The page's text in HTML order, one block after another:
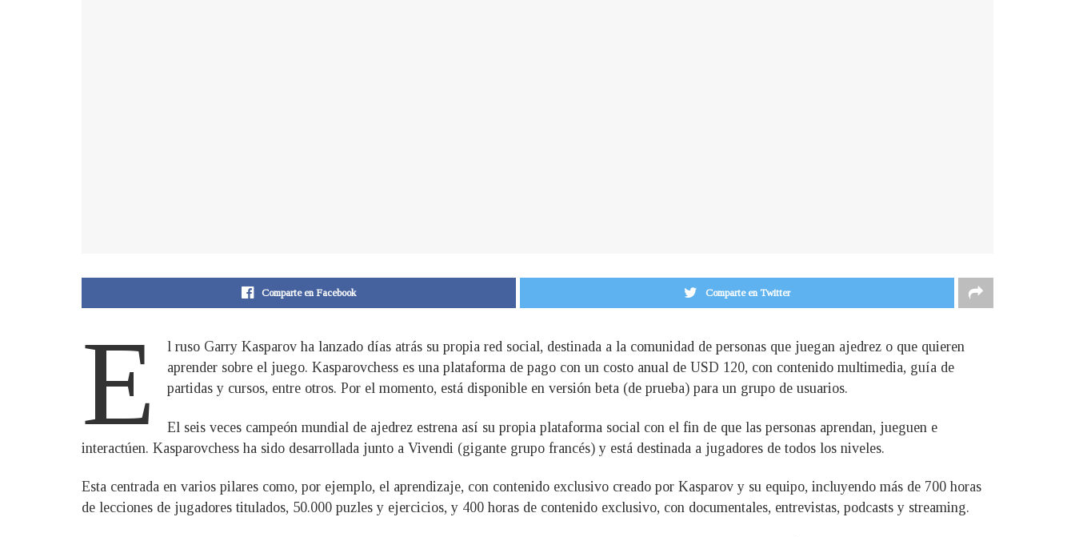
Comparte en Facebook Comparte en Twitter
E
l ruso Garry Kasparov ha lanzado días atrás su propia red social, destinada a la comunidad de personas que juegan ajedrez o que quieren
aprender sobre el juego. Kasparovchess es una plataforma de pago con un costo anual de USD 120, con contenido multimedia, guía de
partidas y cursos, entre otros. Por el momento, está disponible en versión beta (de prueba) para un grupo de usuarios.
El seis veces campeón mundial de ajedrez estrena así su propia plataforma social con el fin de que las personas aprendan, jueguen e
interactúen. Kasparovchess ha sido desarrollada junto a Vivendi (gigante grupo francés) y está destinada a jugadores de todos los niveles.
Esta centrada en varios pilares como, por ejemplo, el aprendizaje, con contenido exclusivo creado por Kasparov y su equipo, incluyendo más de 700 horas
de lecciones de jugadores titulados, 50.000 puzles y ejercicios, y 400 horas de contenido exclusivo, con documentales, entrevistas, podcasts y streaming.